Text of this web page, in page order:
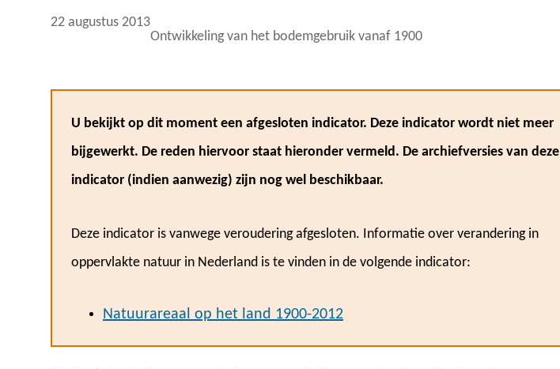
22 augustus 2013
Ontwikkeling van het bodemgebruik vanaf 1900
U bekijkt op dit moment een afgesloten indicator. Deze indicator wordt niet meer
bijgewerkt. De reden hiervoor staat hieronder vermeld. De archiefversies van deze
indicator (indien aanwezig) zijn nog wel beschikbaar.
Deze indicator is vanwege veroudering afgesloten. Informatie over verandering in
oppervlakte natuur in Nederland is te vinden in de volgende indicator:
Natuurareaal op het land 1900-2012